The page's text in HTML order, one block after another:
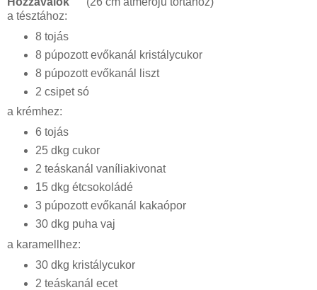
a tésztához:
8 tojás
8 púpozott evőkanál kristálycukor
8 púpozott evőkanál liszt
2 csipet só
a krémhez:
6 tojás
25 dkg cukor
2 teáskanál vaníliakivonat
15 dkg étcsokoládé
3 púpozott evőkanál kakaópor
30 dkg puha vaj
a karamellhez:
30 dkg kristálycukor
2 teáskanál ecet